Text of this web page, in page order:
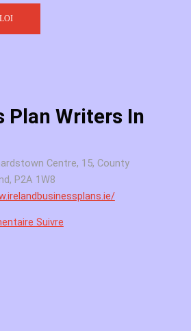
Plan Writers In
Centre, 15, County
P2A 1W8
Suivre